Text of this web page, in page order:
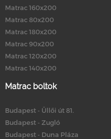
Matrac 160x200
Matrac 80x200
Matrac 180x200
Matrac 90x200
Matrac 120x200
Matrac 140x200
Matrac boltok
Budapest - Üllői út 81.
Budapest - Zugló
Budapest - Duna Pláza